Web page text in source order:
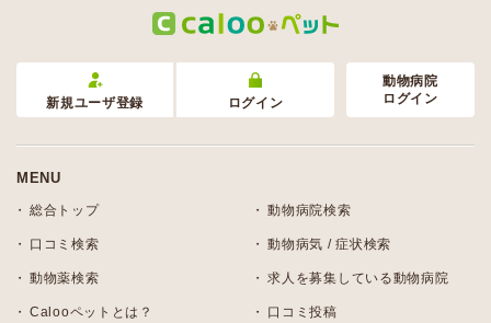
新規ユーザ登録 ログイン
動物病院
ログイン
MENU
総合トップ 動物病院検索
口コミ検索 動物病気 / 症状検索
動物薬検索 求人を募集している動物病院
Calooペットとは？ 口コミ投稿